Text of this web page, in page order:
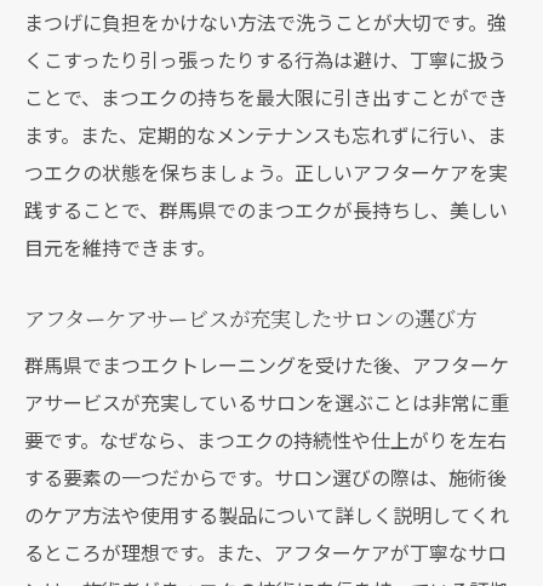
まつげに負担をかけない方法で洗うことが大切です。強
くこすったり引っ張ったりする行為は避け、丁寧に扱う
ことで、まつエクの持ちを最大限に引き出すことができ
ます。また、定期的なメンテナンスも忘れずに行い、ま
つエクの状態を保ちましょう。正しいアフターケアを実
践することで、群馬県でのまつエクが長持ちし、美しい
目元を維持できます。
アフターケアサービスが充実したサロンの選び方
群馬県でまつエクトレーニングを受けた後、アフターケ
アサービスが充実しているサロンを選ぶことは非常に重
要です。なぜなら、まつエクの持続性や仕上がりを左右
する要素の一つだからです。サロン選びの際は、施術後
のケア方法や使用する製品について詳しく説明してくれ
るところが理想です。また、アフターケアが丁寧なサロ